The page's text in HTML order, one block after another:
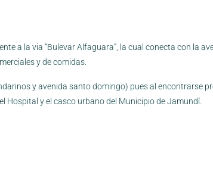
a la via “Bulevar Alfaguara”, la cual conecta con la
y de comidas.
y avenida santo domingo) pues al encontrarse
Hospital y el casco urbano del Municipio de Jamundí.